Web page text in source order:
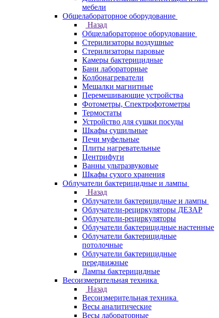
мебели
Общелабораторное оборудование
Назад
Общелабораторное оборудование
Стерилизаторы воздушные
Стерилизаторы паровые
Камеры бактерицидные
Бани лабораторные
Колбонагреватели
Мешалки магнитные
Перемешивающие устройства
Фотометры, Спектрофотометры
Термостаты
Устройство для сушки посуды
Шкафы сушильные
Печи муфельные
Плиты нагревательные
Центрифуги
Ванны ультразвуковые
Шкафы сухого хранения
Облучатели бактерицидные и лампы
Назад
Облучатели бактерицидные и лампы
Облучатели-рециркуляторы ДЕЗАР
Облучатели-рециркуляторы
Облучатели бактерицидные настенные
Облучатели бактерицидные
потолочные
Облучатели бактерицидные
передвижные
Лампы бактерицидные
Весоизмерительная техника
Назад
Весоизмерительная техника
Весы аналитические
Весы лабораторные